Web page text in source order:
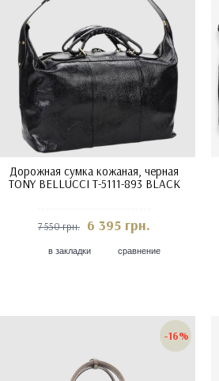
Дорожная сумка кожаная, черная
TONY BELLUCCI T-5111-893 BLACK
7 550 грн. 6 395 грн.
в закладки сравнение
-16%